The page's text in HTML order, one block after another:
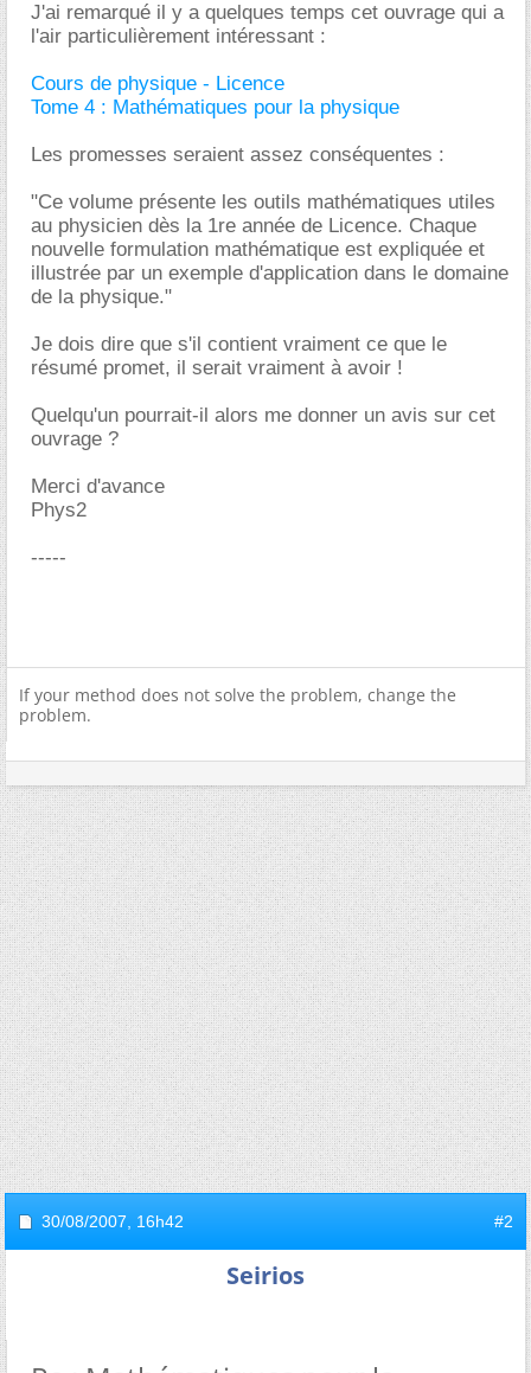
J'ai remarqué il y a quelques temps cet ouvrage qui a
l'air particulièrement intéressant :
Cours de physique - Licence
Tome 4 : Mathématiques pour la physique
Les promesses seraient assez conséquentes :
"Ce volume présente les outils mathématiques utiles
au physicien dès la 1re année de Licence. Chaque
nouvelle formulation mathématique est expliquée et
illustrée par un exemple d'application dans le domaine
de la physique."
Je dois dire que s'il contient vraiment ce que le
résumé promet, il serait vraiment à avoir !
Quelqu'un pourrait-il alors me donner un avis sur cet
ouvrage ?
Merci d'avance
Phys2
-----
If your method does not solve the problem, change the
problem.
30/08/2007, 16h42 #2
Seirios